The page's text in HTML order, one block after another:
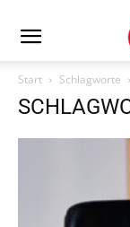
Start Schlagworte